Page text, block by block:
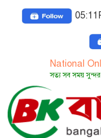
National
সত্য সব সময় সুন্দর